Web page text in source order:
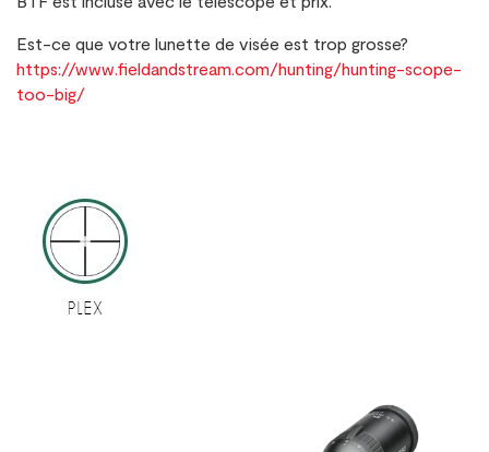
Est-ce que votre lunette de visée est trop grosse?
https://www.fieldandstream.com/hunting/hunting-scope-
too-big/